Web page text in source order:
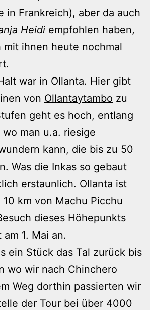
in Frankreich), aber da auch
Heidi empfohlen haben,
ihnen heute nochmal
war in Ollanta. Hier gibt
von Ollantaytambo zu
geht es hoch, entlang
wo man u.a. riesige
kann, die bis zu 50
Was die Inkas so gebaut
erstaunlich. Ollanta ist
km von Machu Picchu
dieses Höhepunkts
1. Mai an.
ein Stück das Tal zurück bis
wo wir nach Chinchero
Weg dorthin passierten wir
der Tour bei über 4000